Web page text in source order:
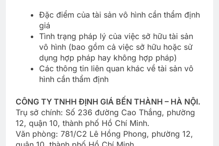
Đặc điểm của tài sản vô hình cần thẩm định
giá
Tình trạng pháp lý của việc sở hữu tài sản
vô hình (bao gồm cả việc sở hữu hoặc sử
dụng hợp pháp hay không hợp pháp)
Các thông tin liên quan khác về tài sản vô
hình cần thẩm định
CÔNG TY TNHH ĐỊNH GIÁ BẾN THÀNH – HÀ NỘI.
Trụ sở chính: Số 236 đường Cao Thắng, phường
12, quận 10, thành phố Hồ Chí Minh.
Văn phòng: 781/C2 Lê Hồng Phong, phường 12,